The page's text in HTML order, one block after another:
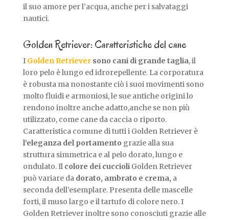
il suo amore per l’acqua, anche per i salvataggi
nautici.
Golden Retriever: Caratteristiche del cane
IGolden Retrieversono cani di grande taglia, il
loro pelo è lungo ed idrorepellente. La corporatura
è robusta ma nonostante ciò i suoi movimenti sono
molto fluidi e armoniosi, le sue antiche origini lo
rendono inoltre anche adatto,anche se non più
utilizzato, come cane da caccia o riporto.
Caratteristica comune di tutti i Golden Retriever è
l’eleganza del portamento grazie alla sua
struttura simmetrica e al pelo dorato, lungo e
ondulato. Il colore dei cuccioliGolden Retriever
può variare dadorato, ambrato e crema, a
seconda dell’esemplare. Presenta delle mascelle
forti, il muso largo e il tartufo di colore nero. I
Golden Retriever inoltre sono conosciuti grazie alle